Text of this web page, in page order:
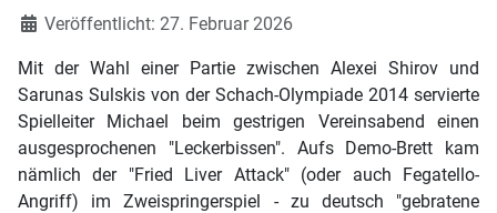
Veröffentlicht: 27. Februar 2026
Mit der Wahl einer Partie zwischen Alexei Shirov und
Sarunas Sulskis von der Schach-Olympiade 2014 servierte
Spielleiter Michael beim gestrigen Vereinsabend einen
ausgesprochenen "Leckerbissen". Aufs Demo-Brett kam
nämlich der "Fried Liver Attack" (oder auch Fegatello-
Angriff) im Zweispringerspiel - zu deutsch "gebratene